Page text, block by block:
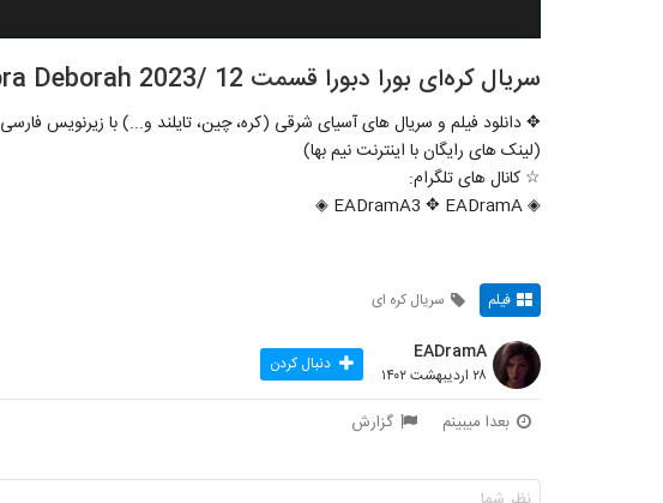
سریال کره‌ای بورا دبورا قسمت 12 /Bora Deborah 2023
✥ دانلود فیلم و سریال های آسیای شرقی (کره، چین، تایلند و...) با زیرنویس فارسی
(لینک های رایگان با اینترنت نیم بها)
☆ کانال های تلگرام:
◈ EADramA3 ✥ EADramA ◈
فیلم سریال کره ای
EADramA
۲۸ اردیبهشت ۱۴۰۲ دنبال کردن
بعدا میبینم گزارش